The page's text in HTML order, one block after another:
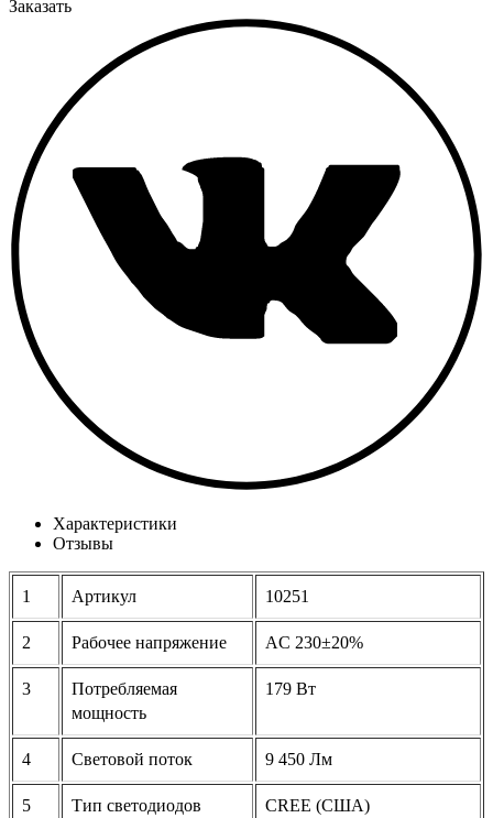
Заказать
Характеристики
Отзывы
1 Артикул 10251
2 Рабочее напряжение AC 230±20%
3
Потребляемая
мощность
179 Вт
4 Световой поток 9 450 Лм
5 Тип светодиодов CREE (США)